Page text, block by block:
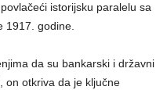
istorijsku paralelu sa
1917. godine.
da su bankarski i državni
on otkriva da je ključne